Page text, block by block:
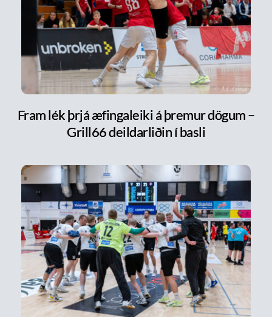
Fram lék þrjá æfingaleiki á þremur dögum –
Grill66 deildarliðin í basli